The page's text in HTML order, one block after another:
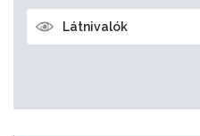
Látnivalók